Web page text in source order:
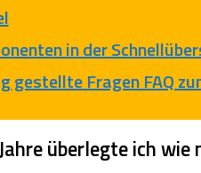
in der
gestellte Fragen FAQ
überlegte ich